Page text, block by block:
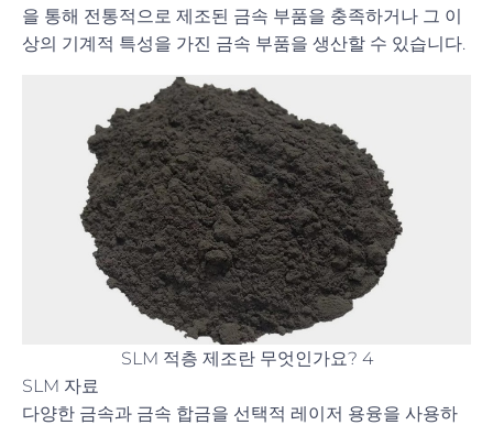
을 통해 전통적으로 제조된 금속 부품을 충족하거나 그 이
상의 기계적 특성을 가진 금속 부품을 생산할 수 있습니다.
SLM 적층 제조란 무엇인가요? 4
SLM 자료
다양한 금속과 금속 합금을 선택적 레이저 용융을 사용하